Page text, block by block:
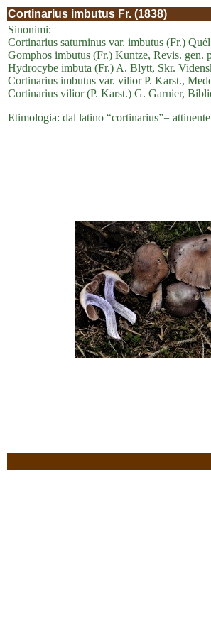
Cortinarius imbutus Fr. (1838)
Sinonimi:
Cortinarius saturninus var. imbutus (Fr.)
Gomphos imbutus (Fr.) Kuntze, Revis. gen.
Hydrocybe imbuta (Fr.) A. Blytt, Skr.
Cortinarius imbutus var. vilior P. Karst.,
Cortinarius vilior (P. Karst.) G. Garnier,
Etimologia: dal latino “cortinarius”=